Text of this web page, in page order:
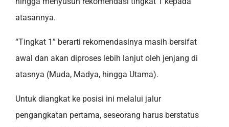
atasannya.
“Tingkat 1” berarti rekomendasinya masih bersifat
awal dan akan diproses lebih lanjut oleh jenjang di
atasnya (Muda, Madya, hingga Utama).
Untuk diangkat ke posisi ini melalui jalur
pengangkatan pertama, seseorang harus berstatus